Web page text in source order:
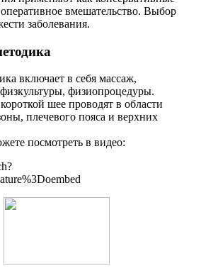
вмешательство. Выбор
заболевания.
включает в себя массаж,
физиопроцедуры.
шее проводят в области
плечевого пояса и верхних
посмотреть в видео: